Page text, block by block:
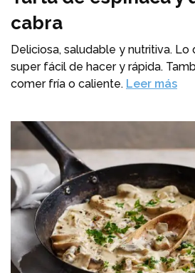
cabra
Deliciosa, saludable y nutritiva. Lo
super fácil de hacer y rápida.
comer fría o caliente. Leer más